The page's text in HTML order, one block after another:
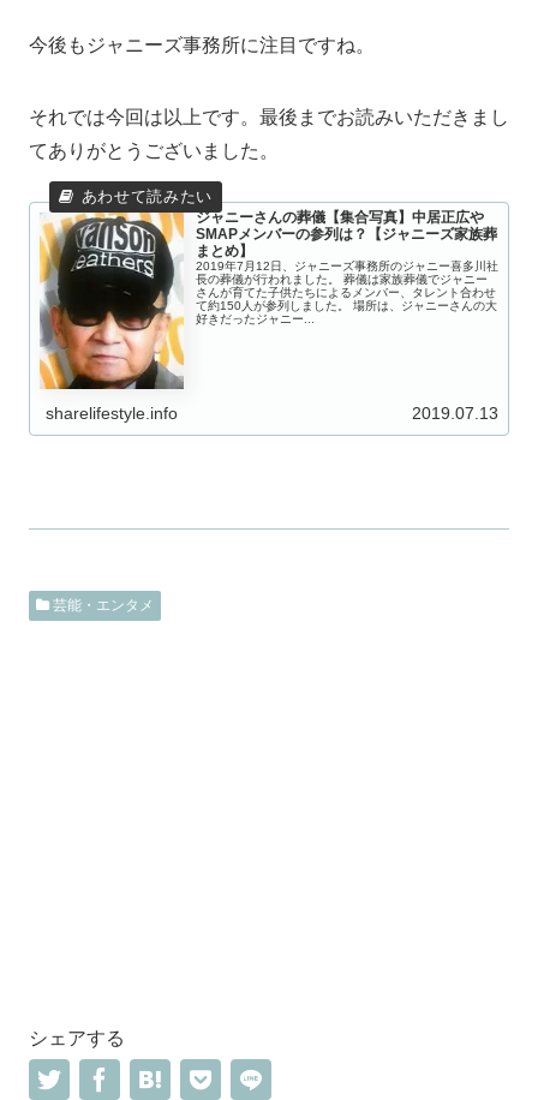
今後もジャニーズ事務所に注目ですね。
それでは今回は以上です。最後までお読みいただきまし
てありがとうございました。
ジャニーさんの葬儀【集合写真】中居正広や
SMAPメンバーの参列は？【ジャニーズ家族葬
まとめ】
2019年7月12日、ジャニーズ事務所のジャニー喜多川社
長の葬儀が行われました。 葬儀は家族葬儀でジャニー
さんが育てた子供たちによるメンバー、タレント合わせ
て約150人が参列しました。 場所は、ジャニーさんの大
好きだったジャニー...
sharelifestyle.info 2019.07.13
芸能・エンタメ
シェアする